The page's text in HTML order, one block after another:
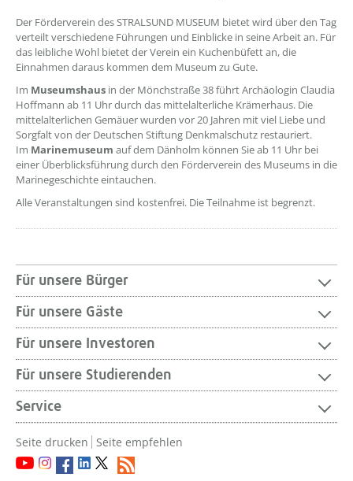
Der Förderverein des STRALSUND MUSEUM bietet wird über den Tag
verteilt verschiedene Führungen und Einblicke in seine Arbeit an. Für
das leibliche Wohl bietet der Verein ein Kuchenbüfett an, die
Einnahmen daraus kommen dem Museum zu Gute.
Im Museumshaus in der Mönchstraße 38 führt Archäologin Claudia
Hoffmann ab 11 Uhr durch das mittelalterliche Krämerhaus. Die
mittelalterlichen Gemäuer wurden vor 20 Jahren mit viel Liebe und
Sorgfalt von der Deutschen Stiftung Denkmalschutz restauriert.
Im Marinemuseum auf dem Dänholm können Sie ab 11 Uhr bei
einer Überblicksführung durch den Förderverein des Museums in die
Marinegeschichte eintauchen.
Alle Veranstaltungen sind kostenfrei. Die Teilnahme ist begrenzt.
Für unsere Bürger
Für unsere Gäste
Für unsere Investoren
Für unsere Studierenden
Service
Seite drucken Seite empfehlen